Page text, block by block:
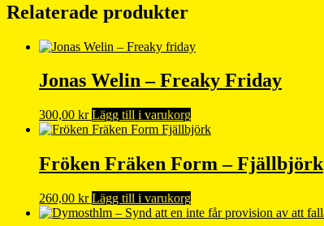
Relaterade produkter
Jonas Welin – Freaky Friday
300,00 kr Lägg till i varukorg
Fröken Fräken Form – Fjällbjörk
260,00 kr Lägg till i varukorg